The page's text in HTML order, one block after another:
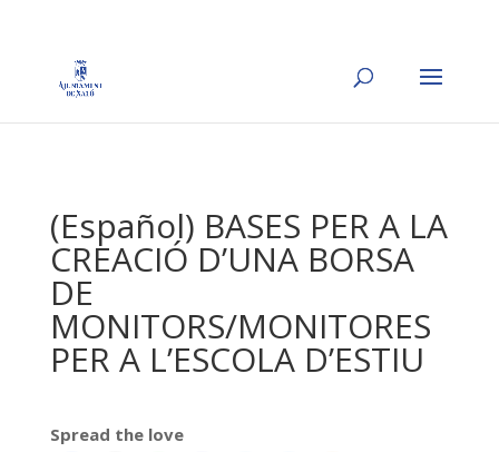
(Español) BASES PER A LA
CREACIÓ D’UNA BORSA
DE
MONITORS/MONITORES
PER A L’ESCOLA D’ESTIU
Spread the love